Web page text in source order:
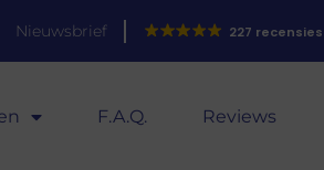
Nieuwsbrief 227 recensies
F.A.Q. Reviews